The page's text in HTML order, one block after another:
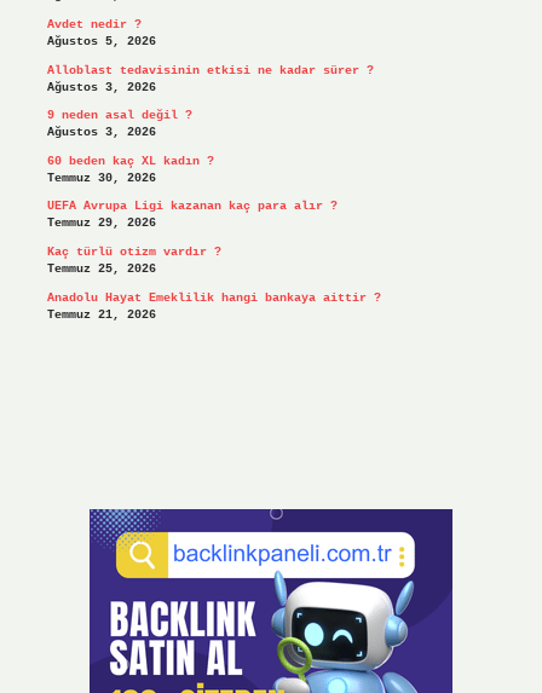
Avdet nedir ?
Ağustos 5, 2026
Alloblast tedavisinin etkisi ne kadar sürer ?
Ağustos 3, 2026
9 neden asal değil ?
Ağustos 3, 2026
60 beden kaç XL kadın ?
Temmuz 30, 2026
UEFA Avrupa Ligi kazanan kaç para alır ?
Temmuz 29, 2026
Kaç türlü otizm vardır ?
Temmuz 25, 2026
Anadolu Hayat Emeklilik hangi bankaya aittir ?
Temmuz 21, 2026